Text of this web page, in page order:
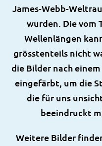
James-Webb-
wurden. Die vom
Wellenlängen
grösstenteils nicht
die Bilder nach
eingefärbt, um die
die für uns
beeindruckt
Weitere Bilder